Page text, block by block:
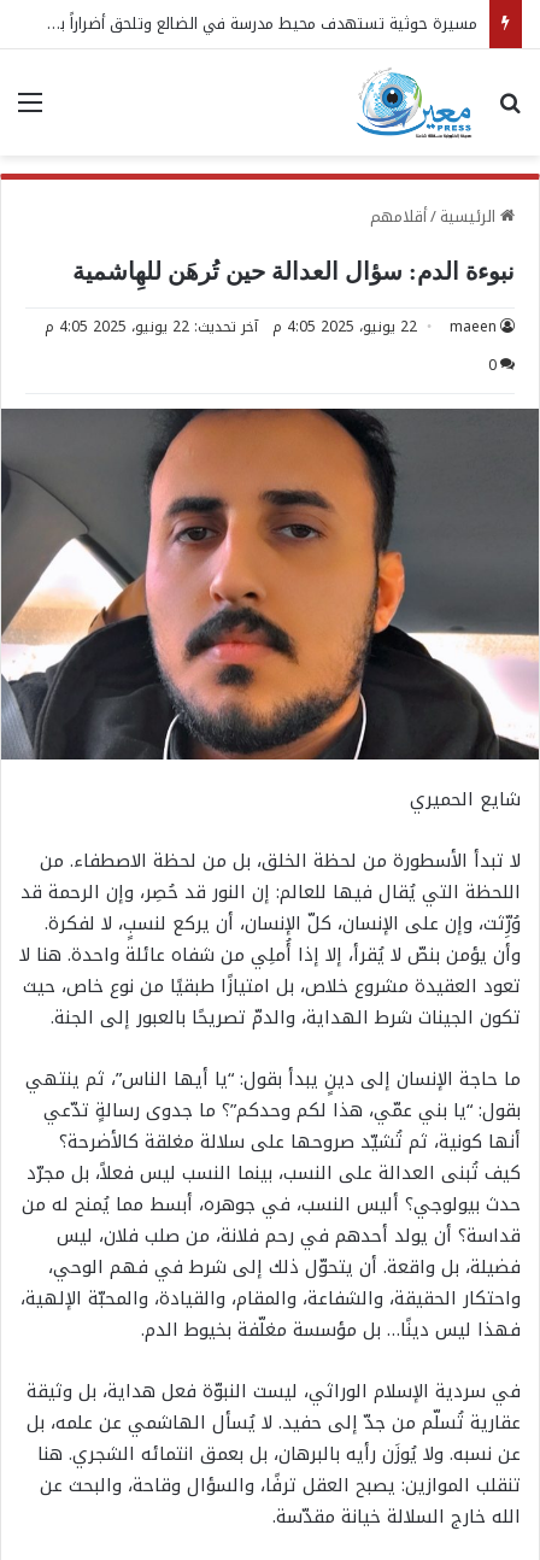
بحث عن
الرئيسية/أقلامهم
نبوءة الدم: سؤال العدالة حين تُرهَن للهِاشمية
maeen 22 يونيو، 2025 4:05 م
آخر تحديث: 22 يونيو، 2025 4:05 م
0
شايع الحميري
لا تبدأ الأسطورة من لحظة الخلق، بل من لحظة الاصطفاء. من
اللحظة التي يُقال فيها للعالم: إن النور قد حُصِر، وإن الرحمة قد
وُرِّثت، وإن على الإنسان، كلّ الإنسان، أن يركع لنسبٍ، لا لفكرة.
وأن يؤمن بنصّ لا يُقرأ، إلا إذا أُملِي من شفاه عائلة واحدة. هنا لا
تعود العقيدة مشروع خلاص، بل امتيازًا طبقيًا من نوع خاص، حيث
تكون الجينات شرط الهداية، والدمّ تصريحًا بالعبور إلى الجنة.
ما حاجة الإنسان إلى دينٍ يبدأ بقول: “يا أيها الناس”، ثم ينتهي
بقول: “يا بني عمّي، هذا لكم وحدكم”؟ ما جدوى رسالةٍ تدّعي
أنها كونية، ثم تُشيّد صروحها على سلالة مغلقة كالأضرحة؟
كيف تُبنى العدالة على النسب، بينما النسب ليس فعلاً، بل مجرّد
حدث بيولوجي؟ أليس النسب، في جوهره، أبسط مما يُمنح له من
قداسة؟ أن يولد أحدهم في رحم فلانة، من صلب فلان، ليس
فضيلة، بل واقعة. أن يتحوّل ذلك إلى شرط في فهم الوحي،
واحتكار الحقيقة، والشفاعة، والمقام، والقيادة، والمحبّة الإلهية،
فهذا ليس دينًا… بل مؤسسة مغلّفة بخيوط الدم.
في سردية الإسلام الوراثي، ليست النبوّة فعل هداية، بل وثيقة
عقارية تُسلّم من جدّ إلى حفيد. لا يُسأل الهاشمي عن علمه، بل
عن نسبه. ولا يُوزَن رأيه بالبرهان، بل بعمق انتمائه الشجري. هنا
تنقلب الموازين: يصبح العقل ترفًا، والسؤال وقاحة، والبحث عن
الله خارج السلالة خيانة مقدّسة.